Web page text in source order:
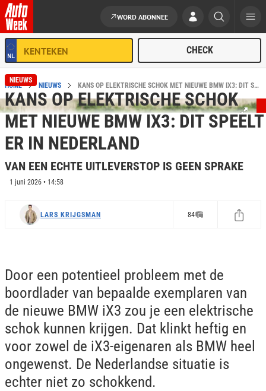
Ga naar de inhoud
WORD ABONNEE
HOME NIEUWS KANS OP ELEKTRISCHE SCHOK MET NIEUWE BMW IX3: DIT SPEELT ER IN NEDERLAND (NIET VEEL!)
NIEUWS
KANS OP ELEKTRISCHE SCHOK
MET NIEUWE BMW IX3: DIT SPEELT
ER IN NEDERLAND
VAN EEN ECHTE UITLEVERSTOP IS GEEN SPRAKE
1 juni 2026 • 14:58
LARS KRIJGSMAN 84
Door een potentieel probleem met de
boordlader van bepaalde exemplaren van
de nieuwe BMW iX3 zou je een elektrische
schok kunnen krijgen. Dat klinkt heftig en
voor zowel de iX3-eigenaren als BMW heel
ongewenst. De Nederlandse situatie is
echter niet zo schokkend.